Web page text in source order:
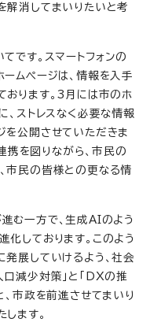
解消してまいりたいと考
です。スマートフォンの
ムページは、情報を入手
おります。3月には市のホ
、ストレスなく必要な情報
を公開させていただきま
携を図りながら、市民の
市民の皆様との更なる情
む一方で、生成AIのよう
しております。このよう
展していけるよう、社会
減少対策」と「DXの推
市政を前進させてまいり
ます。